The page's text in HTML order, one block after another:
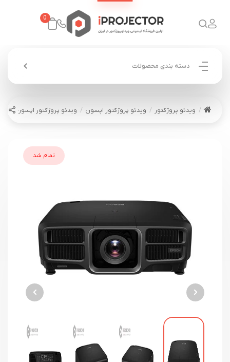
0
دسته بندی محصولات
ویدئو پروژکتور ویدئو پروژکتور اپسون ویدئو پروژکتور اپسون EPSON EB-L1755U
تمام شد